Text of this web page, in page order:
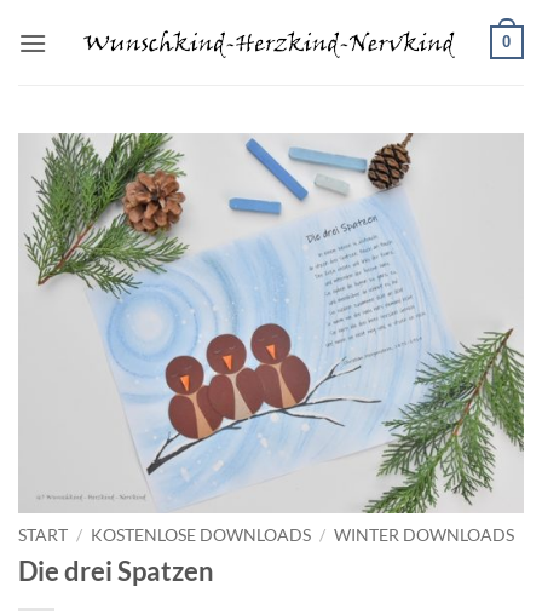
Inhalt
0
START / KOSTENLOSE DOWNLOADS / WINTER DOWNLOADS
Die drei Spatzen